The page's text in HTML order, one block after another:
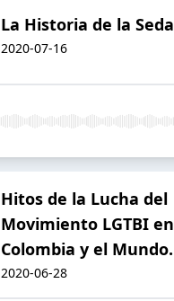
La Historia de la Seda
2020-07-16
Hitos de la Lucha del
Movimiento LGTBI en
Colombia y el Mundo.
2020-06-28